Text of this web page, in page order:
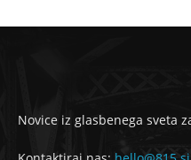
Novice iz glasbenega sveta